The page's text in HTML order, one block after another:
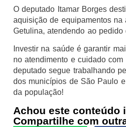
O deputado Itamar Borges
aquisição de equipamentos na
Getulina, atendendo ao pedido
Investir na saúde é garantir
no atendimento e cuidado
deputado segue trabalhando
dos municípios de São Paulo
da população!
Achou este conteúdo
Compartilhe com